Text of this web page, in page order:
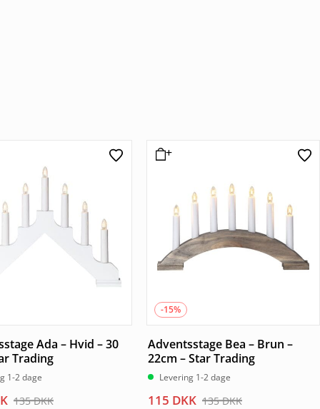
Ada – Hvid – 30
Trading
1-2 dage
135DKK
-15%
Adventsstage Bea – Brun –
22cm – Star Trading
Levering 1-2 dage
135DKK
Den
115 DKK
Den